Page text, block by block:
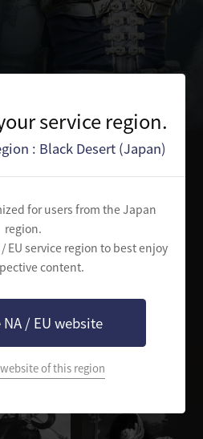
service region.
: Black Desert (Japan)
for users from the Japan
region.
EU service region to best enjoy
content.
/ EU website
of this region
ス選択
立つクラスを選択してください